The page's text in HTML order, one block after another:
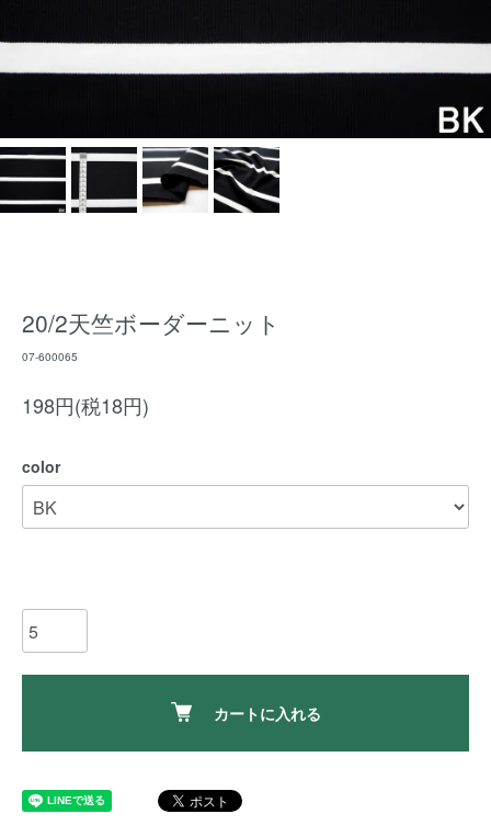
20/2天竺ボーダーニット
07-600065
198円(税18円)
color
カートに入れる